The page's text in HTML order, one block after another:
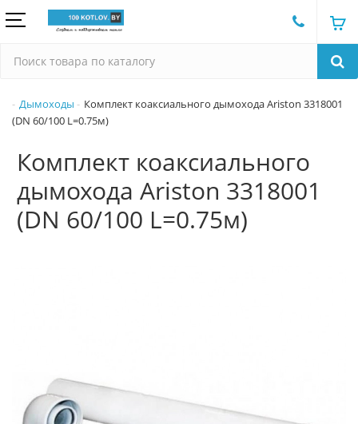
Дымоходы
Комплект коаксиального дымохода Ariston 3318001
(DN 60/100 L=0.75м)
Комплект коаксиального
дымохода Ariston 3318001
(DN 60/100 L=0.75м)